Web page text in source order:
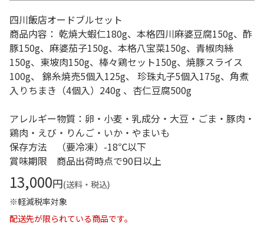
四川飯店オードブルセット
商品内容： 乾焼大蝦仁180g、本格四川麻婆豆腐150g、酢
豚150g、麻婆茄子150g、本格八宝菜150g、青椒肉絲
150g、東坡肉150g、棒々鶏セット150g、焼豚スライス
100g、 錦糸焼売5個入125g、 珍珠丸子5個入175g、角煮
入りちまき（4個入）240g 、杏仁豆腐500g
アレルギー物質：卵・小麦・乳成分・大豆・ごま・豚肉・
鶏肉・えび・りんご・いか・やまいも
保存方法 （要冷凍）-18℃以下
賞味期限 商品出荷時点で90日以上
13,000円(送料・税込)
※軽減税率対象
配送先が限られている商品です。